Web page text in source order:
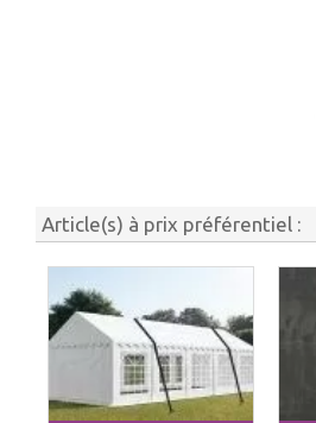
Article(s) à prix préférentiel :